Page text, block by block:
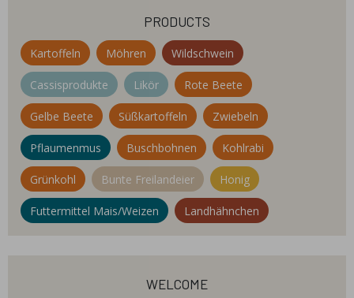
products
Kartoffeln Möhren Wildschwein
Cassisprodukte Likör Rote Beete
Gelbe Beete Süßkartoffeln Zwiebeln
Pflaumenmus Buschbohnen Kohlrabi
Grünkohl Bunte Freilandeier Honig
Futtermittel Mais/Weizen Landhähnchen
welcome